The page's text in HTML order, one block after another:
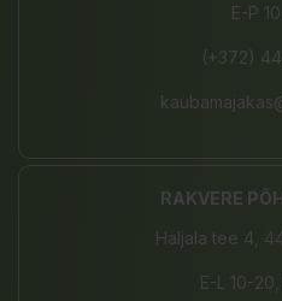
E-P
(+372)
RAKVERE
Haljala tee 4,
E-L 10-